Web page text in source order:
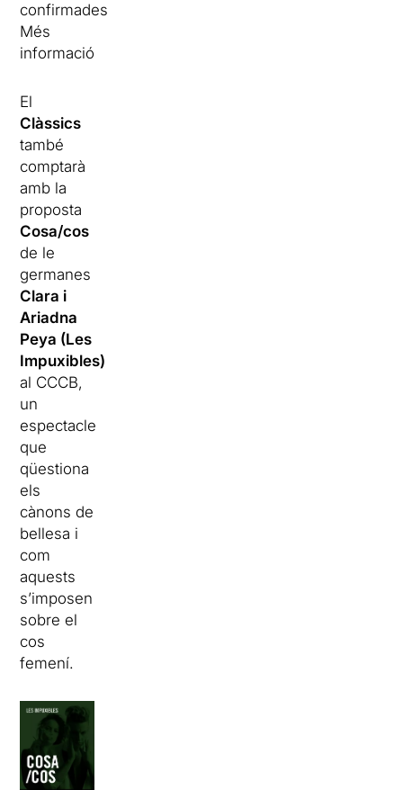
confirmades
Més
informació
El
Clàssics
també
comptarà
amb la
proposta
Cosa/cos
de le
germanes
Clara i
Ariadna
Peya (Les
Impuxibles)
al CCCB,
un
espectacle
que
qüestiona
els
cànons de
bellesa i
com
aquests
s’imposen
sobre el
cos
femení.